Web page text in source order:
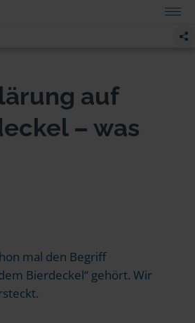
auf
– was
mal den Begriff
Bierdeckel“ gehört. Wir